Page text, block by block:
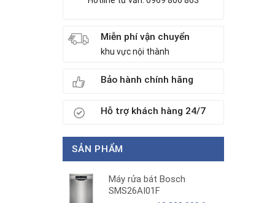
Miễn phí vận chuyển
khu vực nội thành
Bảo hành chính hãng
Hỗ trợ khách hàng 24/7
SẢN PHẨM
Máy rửa bát Bosch
SMS26AI01F